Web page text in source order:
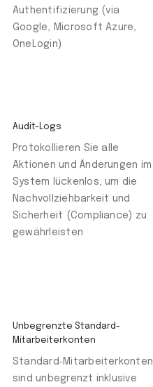
Authentifizierung (via
Google, Microsoft Azure,
OneLogin)
Audit-Logs
Protokollieren Sie alle
Aktionen und Änderungen im
System lückenlos, um die
Nachvollziehbarkeit und
Sicherheit (Compliance) zu
gewährleisten
Unbegrenzte Standard-
Mitarbeiterkonten
Standard‑Mitarbeiterkonten
sind unbegrenzt inklusive